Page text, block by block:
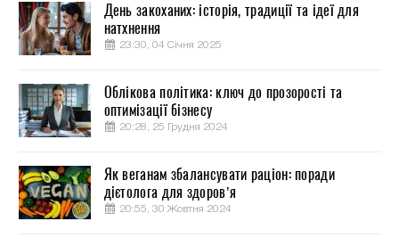
День закоханих: історія, традиції та ідеї для
натхнення
23:30, 04 Січня 2025
Облікова політика: ключ до прозорості та
оптимізації бізнесу
20:28, 25 Грудня 2024
Як веганам збалансувати раціон: поради
дієтолога для здоров’я
20:55, 30 Жовтня 2024